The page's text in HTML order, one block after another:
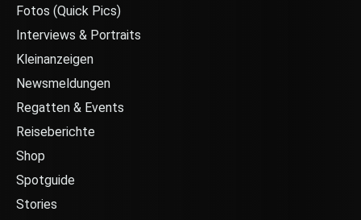
Fotos (Quick Pics)
Interviews & Portraits
Kleinanzeigen
Newsmeldungen
Regatten & Events
Reiseberichte
Shop
Spotguide
Stories